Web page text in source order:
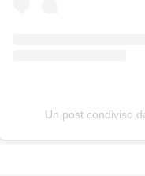
Un post condiviso